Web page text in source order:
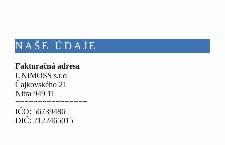
NAŠE ÚDAJE
Fakturačná adresa
UNIMOSS s.r.o
Čajkovského 21
Nitra 949 11
================
IČO: 56739486
DIČ: 2122465015